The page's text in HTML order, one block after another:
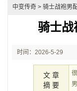
中变传奇 > 骑士战袍男
骑士战
时间：2026-5-29
21:35:21
文 章
摘 要